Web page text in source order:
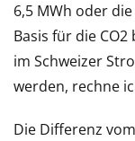
6,5 MWh oder
Basis für die
im Schweizer
werden, rechne
Die Differenz